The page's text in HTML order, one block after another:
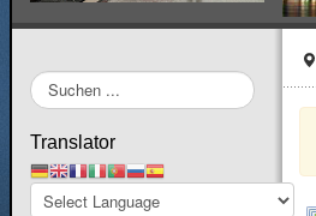
Suchen
...
Translator